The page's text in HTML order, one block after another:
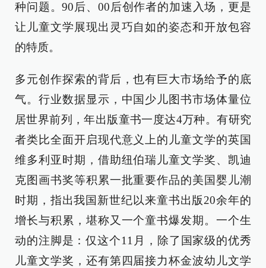
种问题。90后、00后创作者的加速入场，更是
让儿童文学展现出灵巧自如的姿态和开放包容
的特质。
多元创作探索的背后，也有巨大市场给予的底
气。行业数据显示，中国少儿图书市场体量位
居世界前列，年出版童书一度达4万种。有研究
者类比全面开启现代意义上的儿童文学的英国
维多利亚时期，借助纽伯瑞儿童文学奖、凯迪
克图画书奖等积累一批重要作品的美国婴儿潮
时期，指出我国新世纪以来童书出版20余年的
增长与积累，堪称又一个童书爆发期。一个生
动的注脚是：仅这个11月，除了国家级的优秀
儿童文学奖，还有第四届接力杯金波幼儿文学